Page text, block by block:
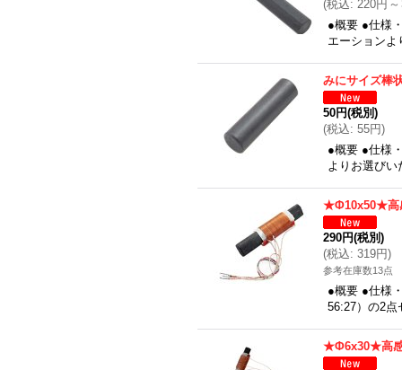
(税込: 220円 ～
●概要 ●仕様
エーション
みにサイズ棒
50円(税別)
(税込: 55円)
●概要 ●仕様
よりお選び
★Φ10x50★高
290円(税別)
(税込: 319円)
参考在庫数13点
●概要 ●仕様
56:27）の2
★Φ6x30★高